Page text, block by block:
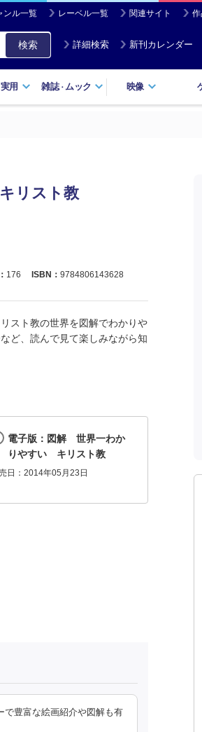
ンル一覧 レーベル一覧 関連サイト
検索 詳細検索 新刊カレンダー
実用 雑誌・ ムック 映像
リスト教
176 ISBN： 9784806143628
スト教の世界を図解でわかりや
ど、読んで見て楽しみながら知
電子版：図解 世界一わか
りやすい キリスト教
日：2014年05月23日
で豊富な絵画紹介や図解も有